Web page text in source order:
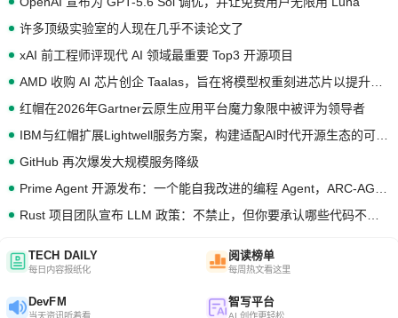
许多顶级实验室的人现在几乎不读论文了
xAI 前工程师评现代 AI 领域最重要 Top3 开源项目
红帽在2026年Gartner云原生应用平台魔力象限中被评为领导者
GitHub 再次爆发大规模服务降级
TECH DAILY
每日内容报纸化
阅读榜单
每周热文看这里
DevFM
当天资讯听着看
智写平台
AI 创作更轻松